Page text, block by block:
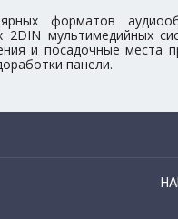
форматов
2DIN мультимедийных
и посадочные места
панели.